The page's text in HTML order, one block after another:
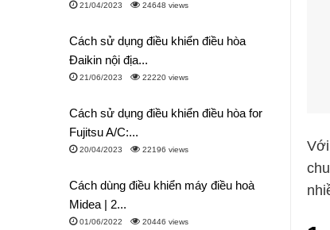
21/04/2023 24648 views
Cách sử dụng điều khiển điều hòa
Đaikin nội địa...
21/06/2023 22220 views
Cách sử dụng điều khiển điều hòa for
Fujitsu A/C:...
20/04/2023 22196 views
Cách dùng điều khiển máy điều hoà
Midea | 2...
01/06/2022 20446 views